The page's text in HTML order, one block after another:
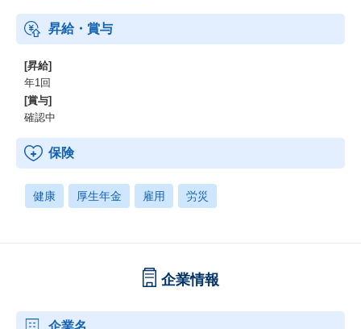
昇給・賞与
[昇給]
年1回
[賞与]
確認中
保険
健康 厚生年金 雇用 労災
企業情報
企業名